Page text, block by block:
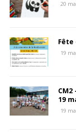
20
Fête
19
CM2
19
19